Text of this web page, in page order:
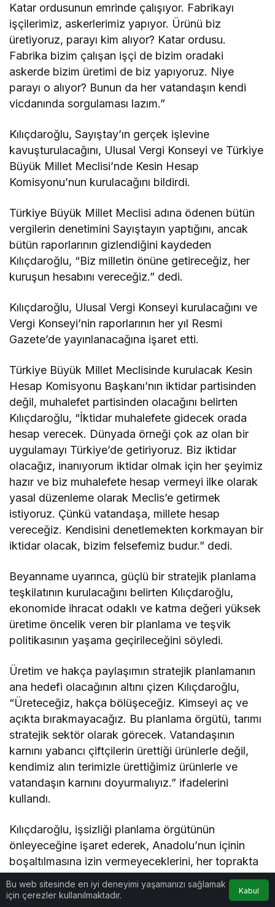
Katar ordusunun emrinde çalışıyor. Fabrikayı
işçilerimiz, askerlerimiz yapıyor. Ürünü biz
üretiyoruz, parayı kim alıyor? Katar ordusu.
Fabrika bizim çalışan işçi de bizim oradaki
askerde bizim üretimi de biz yapıyoruz. Niye
parayı o alıyor? Bunun da her vatandaşın kendi
vicdanında sorgulaması lazım.”
Kılıçdaroğlu, Sayıştay’ın gerçek işlevine
kavuşturulacağını, Ulusal Vergi Konseyi ve Türkiye
Büyük Millet Meclisi’nde Kesin Hesap
Komisyonu’nun kurulacağını bildirdi.
Türkiye Büyük Millet Meclisi adına ödenen bütün
vergilerin denetimini Sayıştayın yaptığını, ancak
bütün raporlarının gizlendiğini kaydeden
Kılıçdaroğlu, “Biz milletin önüne getireceğiz, her
kuruşun hesabını vereceğiz.” dedi.
Kılıçdaroğlu, Ulusal Vergi Konseyi kurulacağını ve
Vergi Konseyi’nin raporlarının her yıl Resmi
Gazete’de yayınlanacağına işaret etti.
Türkiye Büyük Millet Meclisinde kurulacak Kesin
Hesap Komisyonu Başkanı’nın iktidar partisinden
değil, muhalefet partisinden olacağını belirten
Kılıçdaroğlu, “İktidar muhalefete gidecek orada
hesap verecek. Dünyada örneği çok az olan bir
uygulamayı Türkiye’de getiriyoruz. Biz iktidar
olacağız, inanıyorum iktidar olmak için her şeyimiz
hazır ve biz muhalefete hesap vermeyi ilke olarak
yasal düzenleme olarak Meclis’e getirmek
istiyoruz. Çünkü vatandaşa, millete hesap
vereceğiz. Kendisini denetlemekten korkmayan bir
iktidar olacak, bizim felsefemiz budur.” dedi.
Beyanname uyarınca, güçlü bir stratejik planlama
teşkilatının kurulacağını belirten Kılıçdaroğlu,
ekonomide ihracat odaklı ve katma değeri yüksek
üretime öncelik veren bir planlama ve teşvik
politikasının yaşama geçirileceğini söyledi.
Üretim ve hakça paylaşımın stratejik planlamanın
ana hedefi olacağının altını çizen Kılıçdaroğlu,
“Üreteceğiz, hakça bölüşeceğiz. Kimseyi aç ve
açıkta bırakmayacağız. Bu planlama örgütü, tarımı
stratejik sektör olarak görecek. Vatandaşının
karnını yabancı çiftçilerin ürettiği ürünlerle değil,
kendimiz alın terimizle ürettiğimiz ürünlerle ve
vatandaşın karnını doyurmalıyız.” ifadelerini
kullandı.
Kılıçdaroğlu, işsizliği planlama örgütünün
önleyeceğine işaret ederek, Anadolu’nun içinin
boşaltılmasına izin vermeyeceklerini, her toprakta
Bu web sitesinde en iyi deneyimi yaşamanızı sağlamak
için çerezler kullanılmaktadır.
Kabul